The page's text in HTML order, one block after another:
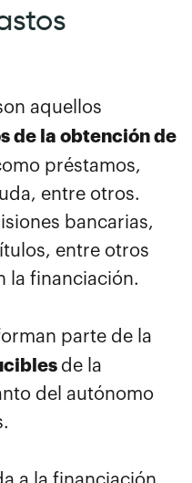
aquellos
de la obtención de
préstamos,
entre otros.
bancarias,
entre otros
la financiación.
parte de la
de la
del autónomo